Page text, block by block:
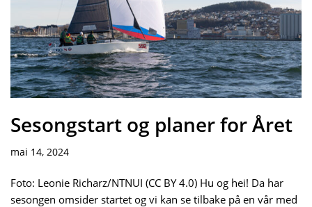
Sesongstart og planer for Året
mai 14, 2024
Foto: Leonie Richarz/NTNUI (CC BY 4.0) Hu og hei! Da har
sesongen omsider startet og vi kan se tilbake på en vår med